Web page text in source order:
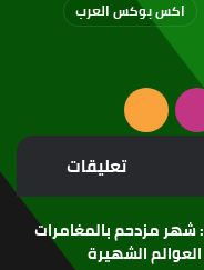
اكس بوكس العرب
انستقرامملخص
الموقع
RSS
تعليقات
ألعاب أغسطس 2026: شهر مزدحم بالمغامرات
الشهيرة